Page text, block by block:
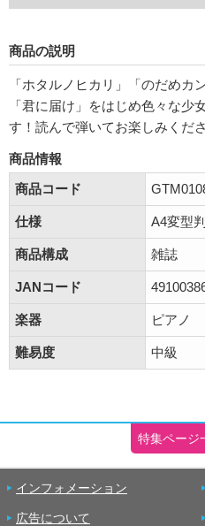
商品の説明
「ホタルノヒカリ」「のだめカ
「君に届け」をはじめ色々な少
す！読んで弾いてお楽しみくださ
商品情報
商品コード
仕様 A4変型
商品構成 雑誌
JANコード
楽器 ピアノ
難易度 中級
特集ページ
インフォメーション
広告について